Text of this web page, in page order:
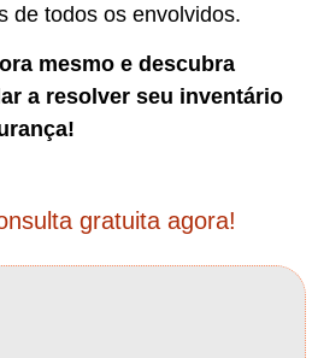
de todos os envolvidos.
mesmo e descubra
a resolver seu inventário
gratuita agora!